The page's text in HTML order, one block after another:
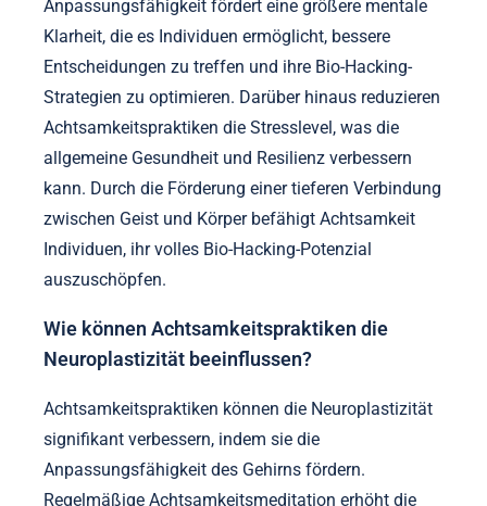
Achtsamkeit bietet seltene Vorteile im Bio-Hacking,
indem sie die kognitive Leistung und die emotionale
Regulierung verbessert. Sie kann zu einer
verbesserten Neuroplastizität führen, sodass das
Gehirn sich effektiver an neue Informationen und
Erfahrungen anpassen kann. Diese
Anpassungsfähigkeit fördert eine größere mentale
Klarheit, die es Individuen ermöglicht, bessere
Entscheidungen zu treffen und ihre Bio-Hacking-
Strategien zu optimieren. Darüber hinaus reduzieren
Achtsamkeitspraktiken die Stresslevel, was die
allgemeine Gesundheit und Resilienz verbessern
kann. Durch die Förderung einer tieferen Verbindung
zwischen Geist und Körper befähigt Achtsamkeit
Individuen, ihr volles Bio-Hacking-Potenzial
auszuschöpfen.